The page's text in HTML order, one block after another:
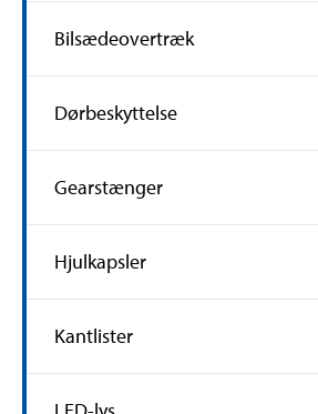
Bilsædeovertræk
Dørbeskyttelse
Gearstænger
Hjulkapsler
Kantlister